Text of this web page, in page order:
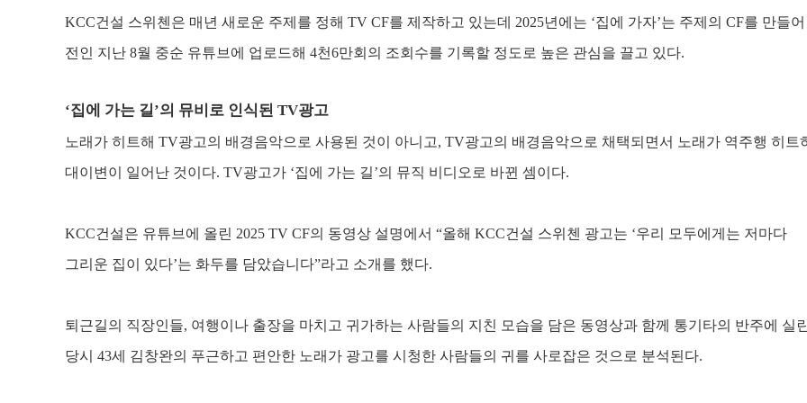
KCC건설 스위첸은 매년 새로운 주제를 정해 TV CF를 제작하고 있는데 2025년에는 ‘집에 가자’는 주제의 CF를 만들어
전인 지난 8월 중순 유튜브에 업로드해 4천6만회의 조회수를 기록할 정도로 높은 관심을 끌고 있다.
‘집에 가는 길’의 뮤비로 인식된 TV광고
노래가 히트해 TV광고의 배경음악으로 사용된 것이 아니고, TV광고의 배경음악으로 채택되면서 노래가 역주행 히트
대이변이 일어난 것이다. TV광고가 ‘집에 가는 길’의 뮤직 비디오로 바뀐 셈이다.
KCC건설은 유튜브에 올린 2025 TV CF의 동영상 설명에서 “올해 KCC건설 스위첸 광고는 ‘우리 모두에게는 저마다
그리운 집이 있다’는 화두를 담았습니다”라고 소개를 했다.
퇴근길의 직장인들, 여행이나 출장을 마치고 귀가하는 사람들의 지친 모습을 담은 동영상과 함께 통기타의 반주에 실
당시 43세 김창완의 푸근하고 편안한 노래가 광고를 시청한 사람들의 귀를 사로잡은 것으로 분석된다.